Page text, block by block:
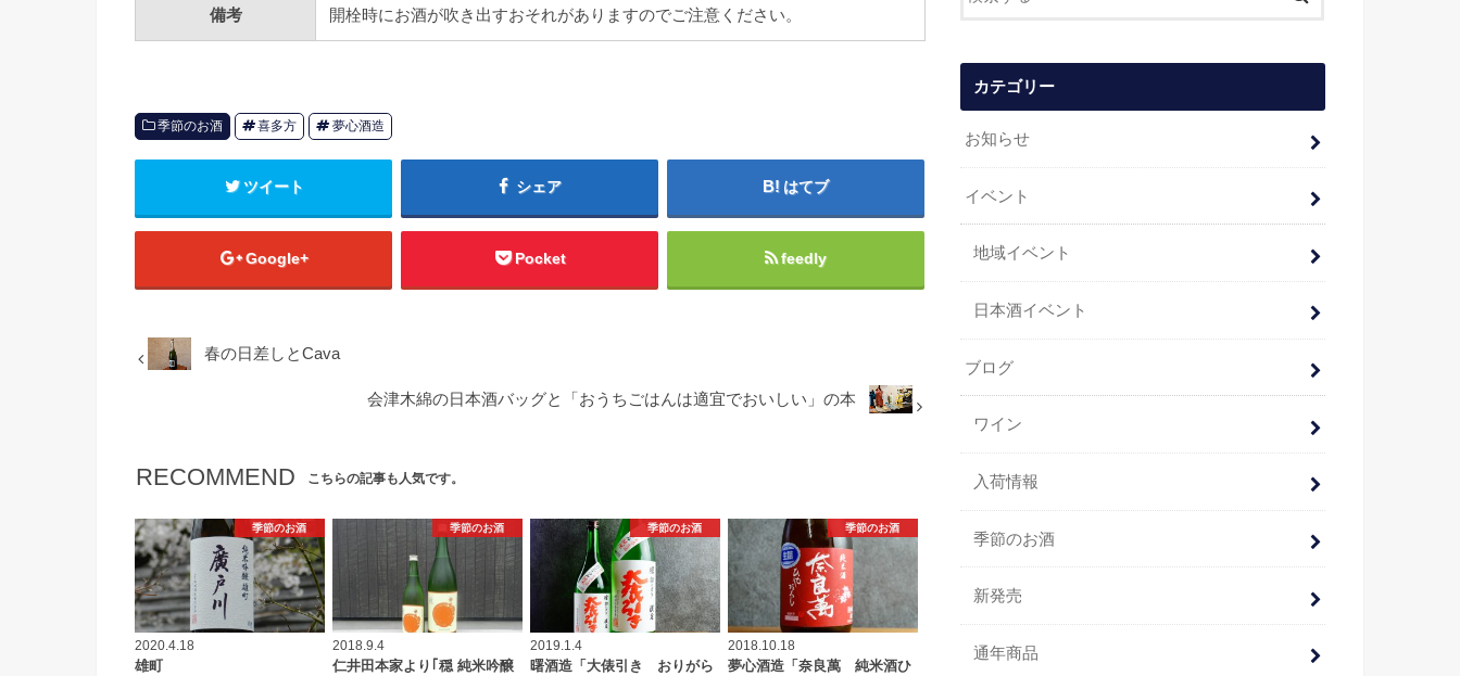
備考 開栓時にお酒が吹き出すおそれがありますのでご注意ください。
季節のお酒 喜多方 夢心酒造
ツイート シェア はてブ
Google+ Pocket feedly
春の日差しとCava
会津木綿の日本酒バッグと「おうちごはんは適宜でおいしい」の本
RECOMMEND こちらの記事も人気です。
季節のお酒
2020.4.18
雄町
季節のお酒
2018.9.4
仁井田本家より｢穏 純米吟醸
季節のお酒
2019.1.4
曙酒造「大俵引き おりがら
季節のお酒
2018.10.18
夢心酒造「奈良萬 純米酒ひ
カテゴリー
お知らせ
イベント
地域イベント
日本酒イベント
ブログ
ワイン
入荷情報
季節のお酒
新発売
通年商品